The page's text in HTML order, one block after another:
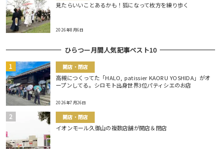
見たらいいことあるかも！狐になって枚方を練り歩く
2026年8月6日
ひらつー月間人気記事ベスト10
開店・閉店
高槻につくってた「HALO, patissier KAORU YOSHIDA」がオ
ープンしてる。シロモト出身世界3位パティシエのお店
2026年7月26日
開店・閉店
イオンモール久御山の複数店舗が開店＆閉店